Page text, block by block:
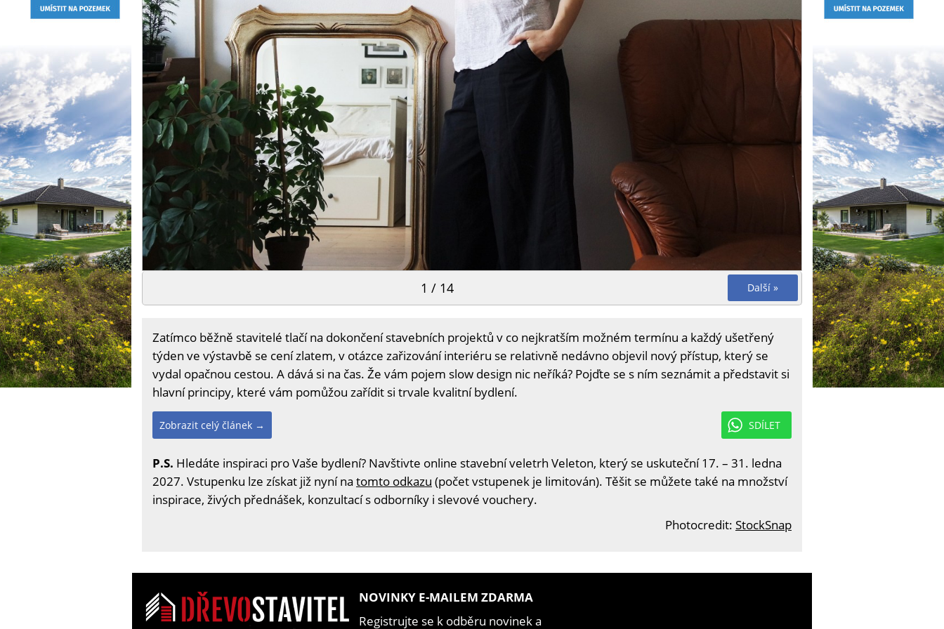
Další »
1 / 14
Zatímco běžně stavitelé tlačí na dokončení stavebních projektů v co nejkratším možném termínu a každý ušetřený
týden ve výstavbě se cení zlatem, v otázce zařizování interiéru se relativně nedávno objevil nový přístup, který se
vydal opačnou cestou. A dává si na čas. Že vám pojem slow design nic neříká? Pojďte se s ním seznámit a představit si
hlavní principy, které vám pomůžou zařídit si trvale kvalitní bydlení.
SDÍLET
Zobrazit celý článek →
P.S. Hledáte inspiraci pro Vaše bydlení? Navštivte online stavební veletrh Veleton, který se uskuteční 17. – 31. ledna
2027. Vstupenku lze získat již nyní na tomto odkazu (počet vstupenek je limitován). Těšit se můžete také na množství
inspirace, živých přednášek, konzultací s odborníky i slevové vouchery.
Photocredit: StockSnap
NOVINKY E-MAILEM ZDARMA
Registrujte se k odběru novinek a